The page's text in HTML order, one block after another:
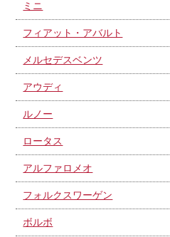
ミニ
フィアット・アバルト
メルセデスベンツ
アウディ
ルノー
ロータス
アルファロメオ
フォルクスワーゲン
ボルボ